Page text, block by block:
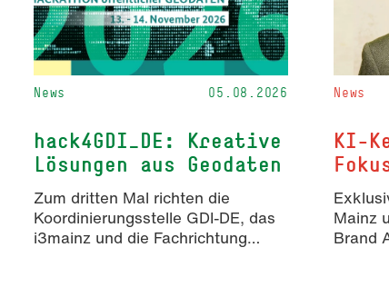
News 05.08.2026
hack4GDI_DE: Kreative
Lösungen aus Geodaten
Zum dritten Mal richten die
Koordinierungsstelle GDI-DE, das
i3mainz und die Fachrichtung
News
KI-
Mainz
Brand